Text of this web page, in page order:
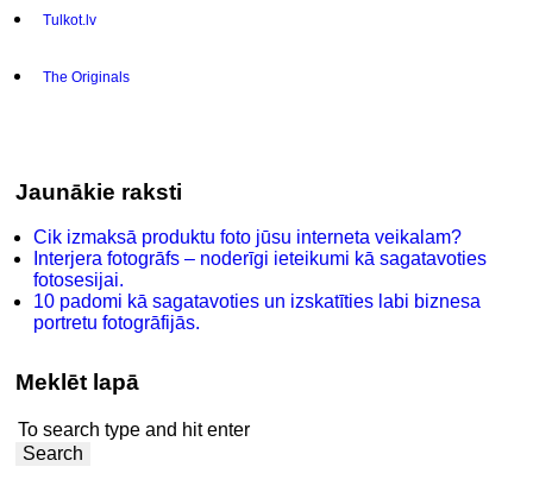
Tulkot.lv
The Originals
Jaunākie raksti
Cik izmaksā produktu foto jūsu interneta veikalam?
Interjera fotogrāfs – noderīgi ieteikumi kā sagatavoties
fotosesijai.
10 padomi kā sagatavoties un izskatīties labi biznesa
portretu fotogrāfijās.
Meklēt lapā
Search